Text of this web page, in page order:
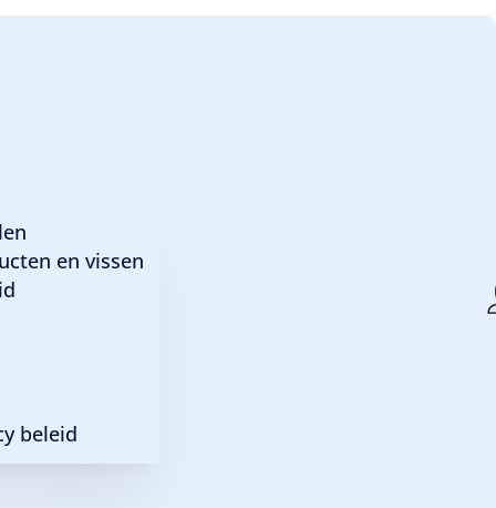
en vissen
beleid